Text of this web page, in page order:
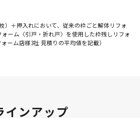
）＋押入れにおいて、従来の枠ごと解体リフォ
ーム〈引戸・折れ戸〉を使用した枠残しリフォ
ーム店様3社 見積りの平均値を記載）
インアップ